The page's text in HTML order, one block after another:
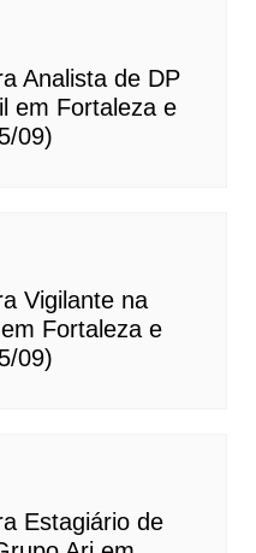
Analista de DP
em Fortaleza e
09)
Vigilante na
Fortaleza e
09)
Estagiário de